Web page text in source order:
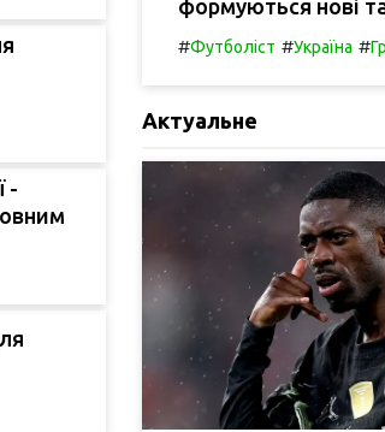
-
формуються нові
#Футболіст #Україна #
Актуальне